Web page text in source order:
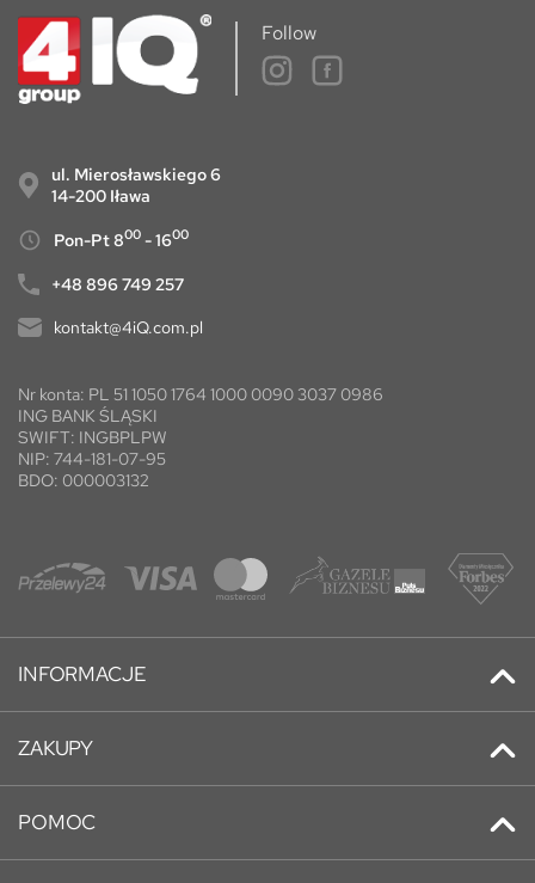
Follow
ul. Mierosławskiego 6
14-200 Iława
Pon-Pt 800 - 1600
+48 896 749 257
kontakt@4iQ.com.pl
Nr konta: PL 51 1050 1764 1000 0090 3037 0986
ING BANK ŚLĄSKI
SWIFT: INGBPLPW
NIP: 744-181-07-95
BDO: 000003132
INFORMACJE
Kontakt
Promocje
ZAKUPY
Adresy
Historia zamówień
POMOC
O nas